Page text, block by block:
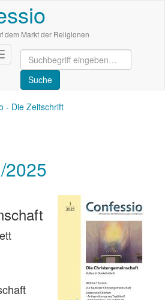
dem Markt der Religionen
deaktivieren
- Die Zeitschrift
2025